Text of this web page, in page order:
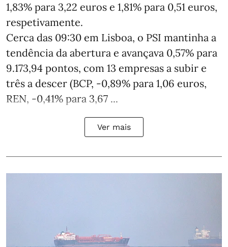
1,83% para 3,22 euros e 1,81% para 0,51 euros,
respetivamente.
Cerca das 09:30 em Lisboa, o PSI mantinha a
tendência da abertura e avançava 0,57% para
9.173,94 pontos, com 13 empresas a subir e
três a descer (BCP, -0,89% para 1,06 euros,
REN, -0,41% para 3,67 ...
Ver mais